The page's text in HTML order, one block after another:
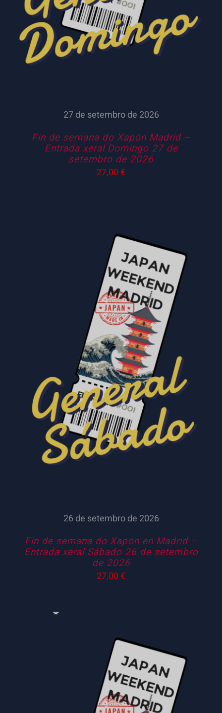
27 de setembro de 2026
Fin de semana do Xapón Madrid –
Entrada xeral Domingo 27 de
setembro de 2026
27,00€
SELECCIONAR OPCIÓNS / DETALLES
26 de setembro de 2026
Fin de semana do Xapón en Madrid –
Entrada xeral Sábado 26 de setembro
de 2026
27,00€